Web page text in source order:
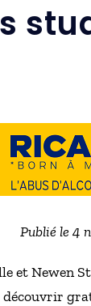
Publié le 4
et Newen